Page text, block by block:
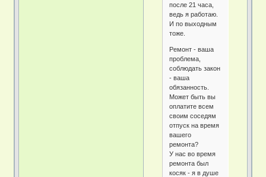
после 21 часа,
ведь я работаю.
И по выходным
тоже.
Ремонт - ваша
проблема,
соблюдать закон
- ваша
обязанность.
Может быть вы
оплатите всем
своим соседям
отпуск на время
вашего
ремонта?
У нас во время
ремонта был
косяк - я в душе